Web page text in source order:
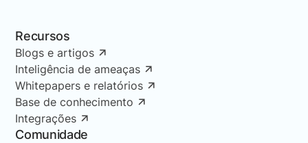
Recursos
Blogs e artigos
Inteligência de ameaças
Whitepapers e relatórios
Base de conhecimento
Integrações
Comunidade